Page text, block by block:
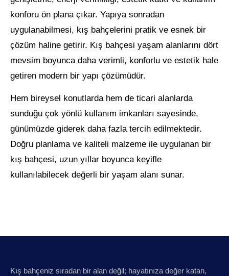
konforu ön plana çıkar. Yapıya sonradan
uygulanabilmesi, kış bahçelerini pratik ve esnek bir
çözüm haline getirir. Kış bahçesi yaşam alanlarını dört
mevsim boyunca daha verimli, konforlu ve estetik hale
getiren modern bir yapı çözümüdür.
Hem bireysel konutlarda hem de ticari alanlarda
sunduğu çok yönlü kullanım imkanları sayesinde,
günümüzde giderek daha fazla tercih edilmektedir.
Doğru planlama ve kaliteli malzeme ile uygulanan bir
kış bahçesi, uzun yıllar boyunca keyifle
kullanılabilecek değerli bir yaşam alanı sunar.
Kış bahçeniz sıradan bir alan değil; hayatınıza değer katan,